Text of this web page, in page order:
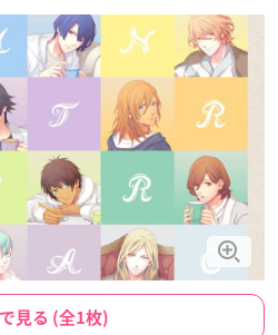
見る (全1枚)